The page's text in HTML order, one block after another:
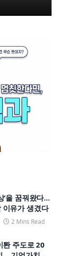
’을 꿈꿔왔다…
이유가 생겼다
2 Mins Read
퇀 주도로 20